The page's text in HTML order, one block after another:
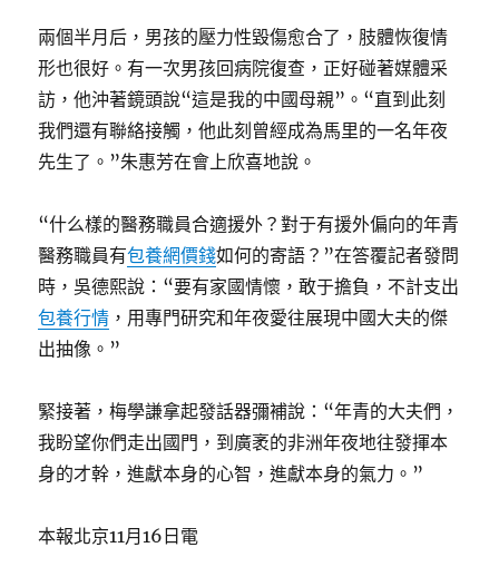
兩個半月后，男孩的壓力性毀傷愈合了，肢體恢復情
形也很好。有一次男孩回病院復查，正好碰著媒體采
訪，他沖著鏡頭說“這是我的中國母親”。“直到此刻
我們還有聯絡接觸，他此刻曾經成為馬里的一名年夜
先生了。”朱惠芳在會上欣喜地說。
“什么樣的醫務職員合適援外？對于有援外偏向的年青
醫務職員有包養網價錢如何的寄語？”在答覆記者發問
時，吳德熙說：“要有家國情懷，敢于擔負，不計支出
包養行情 ，用專門研究和年夜愛往展現中國大夫的傑
出抽像。”
緊接著，梅學謙拿起發話器彌補說：“年青的大夫們，
我盼望你們走出國門，到廣袤的非洲年夜地往發揮本
身的才幹，進獻本身的心智，進獻本身的氣力。”
本報北京11月16日電